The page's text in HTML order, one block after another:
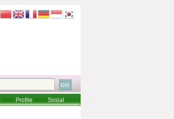
Profile
Sosial